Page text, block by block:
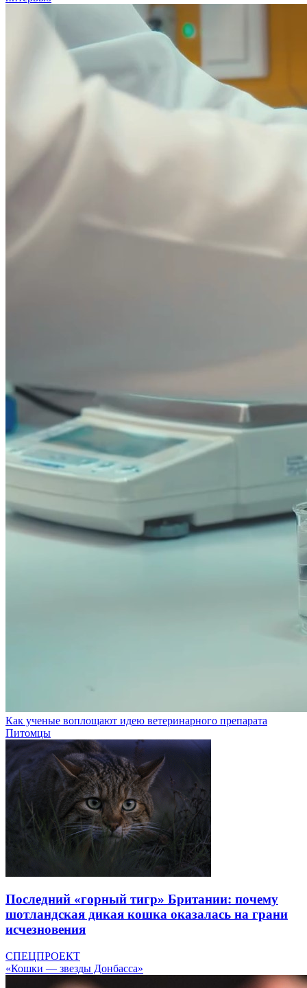
Как ученые воплощают идею ветеринарного препарата
Питомцы
Последний «горный тигр» Британии: почему
шотландская дикая кошка оказалась на грани
исчезновения
СПЕЦПРОЕКТ
«Кошки — звезды Донбасса»